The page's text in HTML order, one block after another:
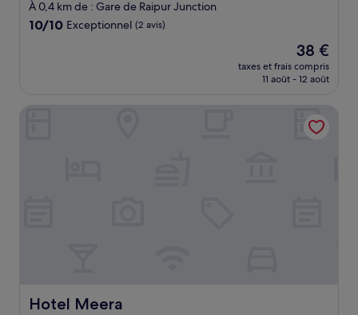
3.0 étoiles
À 0,4 km de : Gare de Raipur Junction
10.0
10/10 Exceptionnel (2 avis)
Le
nouveau
prix
de
38 €
38 €
taxes et frais compris
11 août - 12 août
Hotel Meera
Hotel Meera